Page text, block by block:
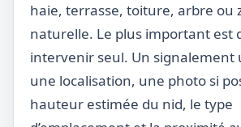
haie, terrasse, toiture, arbre ou
naturelle. Le plus important est
intervenir seul. Un signalement
une localisation, une photo si
hauteur estimée du nid, le type